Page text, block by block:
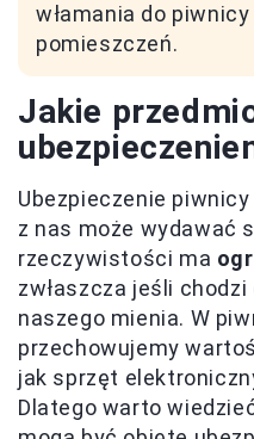
włamania do
pomieszczeń.
Jakie
Ubezpieczenie
z nas może wydawać
rzeczywistości ma
zwłaszcza jeśli
naszego mienia. W
przechowujemy
jak sprzęt
Dlatego warto